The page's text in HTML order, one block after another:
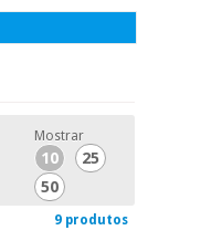
Mostrar
10
25
50
9 produtos